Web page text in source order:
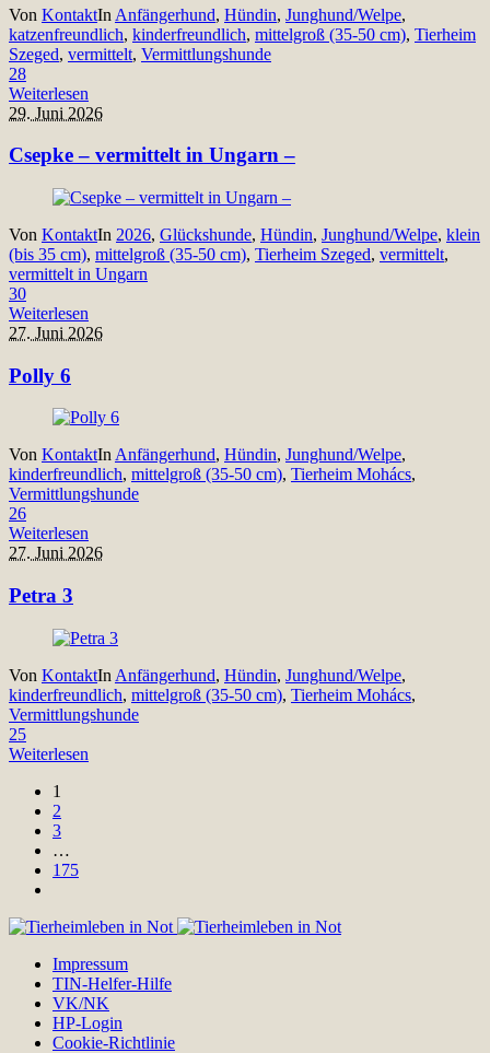
Von KontaktIn Anfängerhund, Hündin, Junghund/Welpe,
katzenfreundlich, kinderfreundlich, mittelgroß (35-50 cm), Tierheim
Szeged, vermittelt, Vermittlungshunde
28
Weiterlesen
29. Juni 2026
Csepke – vermittelt in Ungarn –
Von KontaktIn 2026, Glückshunde, Hündin, Junghund/Welpe, klein
(bis 35 cm), mittelgroß (35-50 cm), Tierheim Szeged, vermittelt,
vermittelt in Ungarn
30
Weiterlesen
27. Juni 2026
Polly 6
Von KontaktIn Anfängerhund, Hündin, Junghund/Welpe,
kinderfreundlich, mittelgroß (35-50 cm), Tierheim Mohács,
Vermittlungshunde
26
Weiterlesen
27. Juni 2026
Petra 3
Von KontaktIn Anfängerhund, Hündin, Junghund/Welpe,
kinderfreundlich, mittelgroß (35-50 cm), Tierheim Mohács,
Vermittlungshunde
25
Weiterlesen
1
2
3
…
175
Impressum
TIN-Helfer-Hilfe
VK/NK
HP-Login
Cookie-Richtlinie